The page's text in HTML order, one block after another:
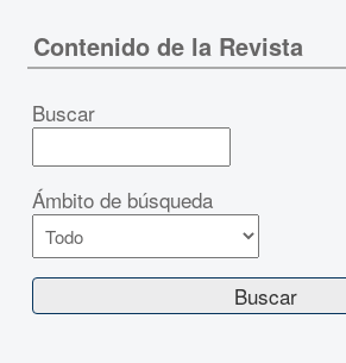
Contenido de la Revista
Buscar
Ámbito de búsqueda